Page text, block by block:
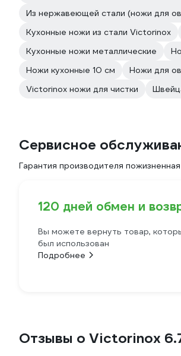
Из нержавеющей стали (ножи для
Кухонные ножи из стали Victorinox
Кухонные ножи металлические
Ножи кухонные 10 см
Ножи для
Victorinox ножи для чистки
Сервисное
Гарантия производителя пожизненная
120 дней обмен и
Вы можете вернуть товар,
был использован
Подробнее
Отзывы о Victorinox